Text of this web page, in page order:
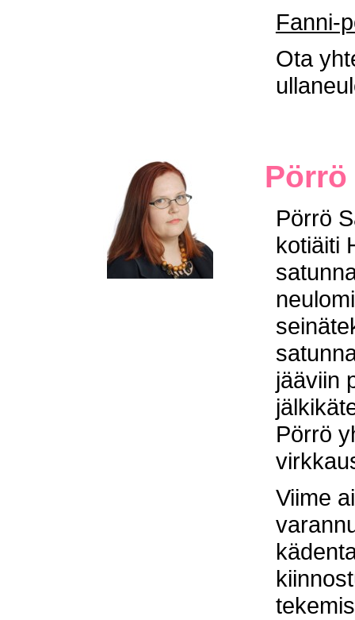
Fanni-
Ota
Pörrö
kotiäiti
jääviin
Pörrö
Viime